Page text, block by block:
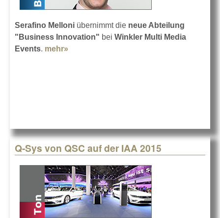
Serafino Melloni übernimmt die neue Abteilung
"Business Innovation" bei Winkler Multi Media
Events. mehr»
Q-Sys von QSC auf der IAA 2015